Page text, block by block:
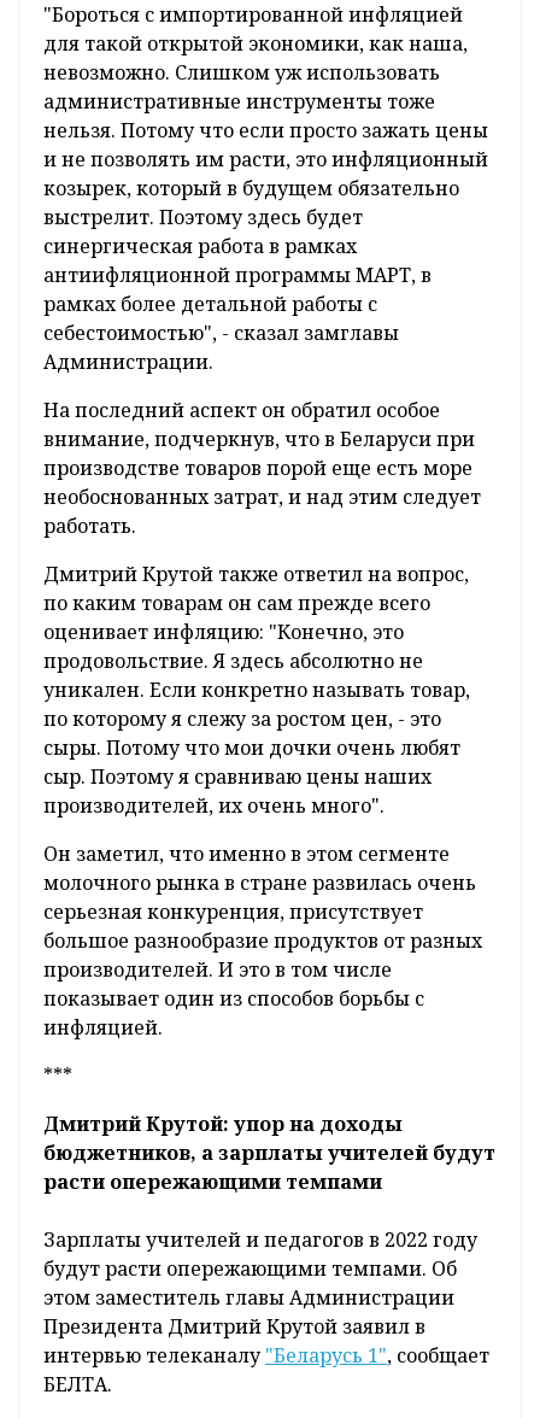
"Бороться с импортированной инфляцией
для такой открытой экономики, как наша,
невозможно. Слишком уж использовать
административные инструменты тоже
нельзя. Потому что если просто зажать цены
и не позволять им расти, это инфляционный
козырек, который в будущем обязательно
выстрелит. Поэтому здесь будет
синергическая работа в рамках
антиифляционной программы МАРТ, в
рамках более детальной работы с
себестоимостью", - сказал замглавы
Администрации.
На последний аспект он обратил особое
внимание, подчеркнув, что в Беларуси при
производстве товаров порой еще есть море
необоснованных затрат, и над этим следует
работать.
Дмитрий Крутой также ответил на вопрос,
по каким товарам он сам прежде всего
оценивает инфляцию: "Конечно, это
продовольствие. Я здесь абсолютно не
уникален. Если конкретно называть товар,
по которому я слежу за ростом цен, - это
сыры. Потому что мои дочки очень любят
сыр. Поэтому я сравниваю цены наших
производителей, их очень много".
Он заметил, что именно в этом сегменте
молочного рынка в стране развилась очень
серьезная конкуренция, присутствует
большое разнообразие продуктов от разных
производителей. И это в том числе
показывает один из способов борьбы с
инфляцией.
***
Дмитрий Крутой: упор на доходы
бюджетников, а зарплаты учителей будут
расти опережающими темпами
Зарплаты учителей и педагогов в 2022 году
будут расти опережающими темпами. Об
этом заместитель главы Администрации
Президента Дмитрий Крутой заявил в
интервью телеканалу"Беларусь 1", сообщает
БЕЛТА.